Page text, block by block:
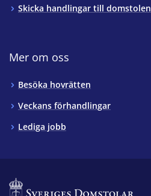
Skicka handlingar till domstolen
Mer om oss
Besöka hovrätten
Veckans förhandlingar
Lediga jobb